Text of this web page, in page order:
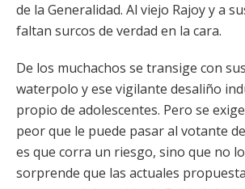
de la Generalidad. Al viejo Rajoy y a
faltan surcos de verdad en la cara.
De los muchachos se transige con
waterpolo y ese vigilante desaliño
propio de adolescentes. Pero se
peor que le puede pasar al votante de
es que corra un riesgo, sino que no
sorprende que las actuales